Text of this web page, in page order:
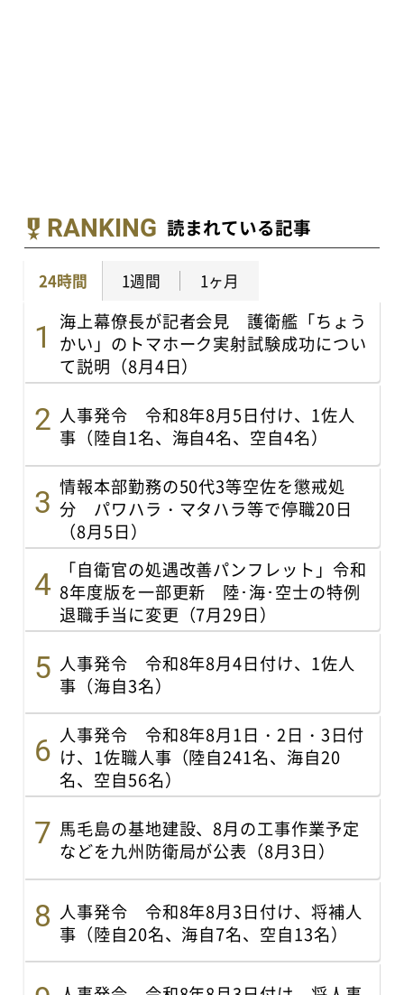
RANKING 読まれている記事
24時間 1週間 1ヶ月
海上幕僚長が記者会見 護衛艦「ちょう
かい」のトマホーク実射試験成功につい
て説明（8月4日）
人事発令 令和8年8月5日付け、1佐人
事（陸自1名、海自4名、空自4名）
情報本部勤務の50代3等空佐を懲戒処
分 パワハラ・マタハラ等で停職20日
（8月5日）
「自衛官の処遇改善パンフレット」令和
8年度版を一部更新 陸･海･空士の特例
退職手当に変更（7月29日）
人事発令 令和8年8月4日付け、1佐人
事（海自3名）
人事発令 令和8年8月1日・2日・3日付
け、1佐職人事（陸自241名、海自20
名、空自56名）
馬毛島の基地建設、8月の工事作業予定
などを九州防衛局が公表（8月3日）
人事発令 令和8年8月3日付け、将補人
事（陸自20名、海自7名、空自13名）